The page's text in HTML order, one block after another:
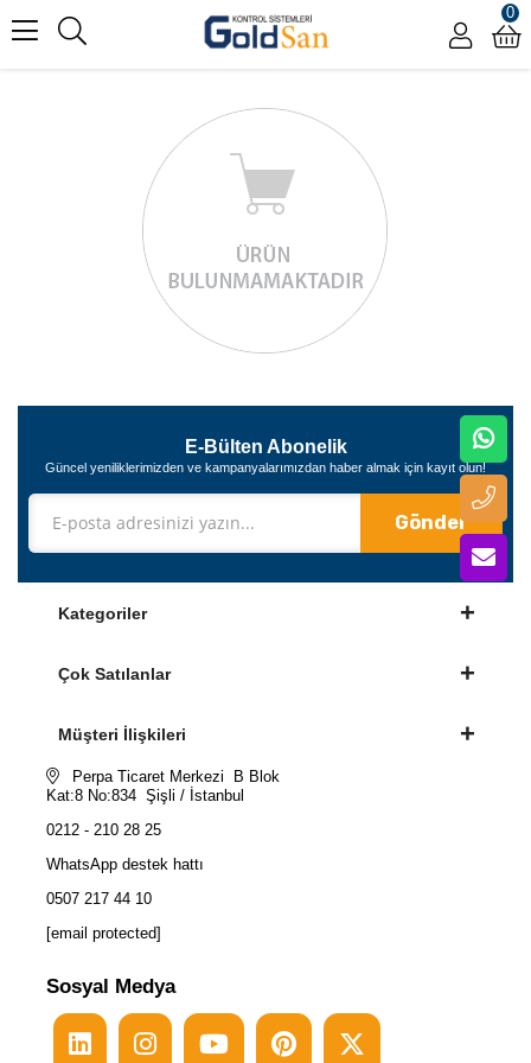
0
E-Bülten Abonelik
Güncel yeniliklerimizden ve kampanyalarımızdan haber almak için kayıt olun!
Gönder
Kategoriler
Çok Satılanlar
Müşteri İlişkileri
Perpa Ticaret Merkezi B Blok
Kat:8 No:834 Şişli / İstanbul
0212 - 210 28 25
WhatsApp destek hattı
0507 217 44 10
[email protected]
Sosyal Medya